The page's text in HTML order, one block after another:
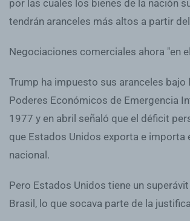
por las cuales los bienes de la nación
tendrán aranceles más altos a partir
Negociaciones comerciales ahora "en
Trump ha impuesto sus aranceles bajo
Poderes Económicos de Emergencia
1977 y en abril señaló que el déficit
que Estados Unidos exporta e importa
nacional.
Pero Estados Unidos tiene un
Brasil, lo que socava parte de la